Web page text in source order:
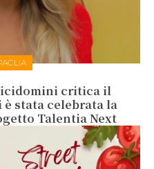
critica il
stata celebrata la
Talentia Next